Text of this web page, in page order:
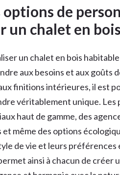
options de
un chalet en
un chalet en bois
aux besoins et aux goûts
finitions intérieures, il est
véritablement unique.
haut de gamme, des
même des options
de vie et leurs préférences
ainsi à chacun de créer